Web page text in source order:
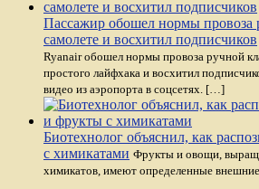
Пассажир обошел нормы провоза
самолете и восхитил подписчиков
Ryanair обошел нормы провоза ручной
простого лайфхака и восхитил
видео из аэропорта в соцсетях. […]
Биотехнолог объяснил, как
с химикатами Фрукты и овощи,
химикатов, имеют определенные внешние